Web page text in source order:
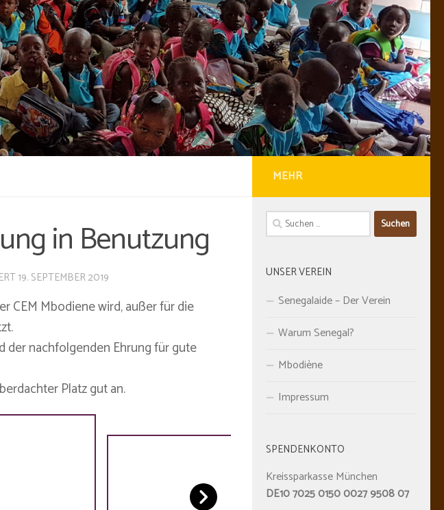
in Benutzung
19. SEPTEMBER 2019
CEM Mbodiene wird, außer für die
der nachfolgenden Ehrung für gute
Platz gut an.
MEHR
Suchen
nach:
UNSER VEREIN
Senegalaide – Der Verein
Warum Senegal?
Mbodiène
Impressum
SPENDENKONTO
Kreissparkasse München
DE10 7025 0150 0027 9508 07